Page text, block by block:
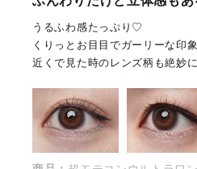
うるふわ感たっぷり♡
くりっとお目目でガーリーな印象
近くで見た時のレンズ柄も絶妙